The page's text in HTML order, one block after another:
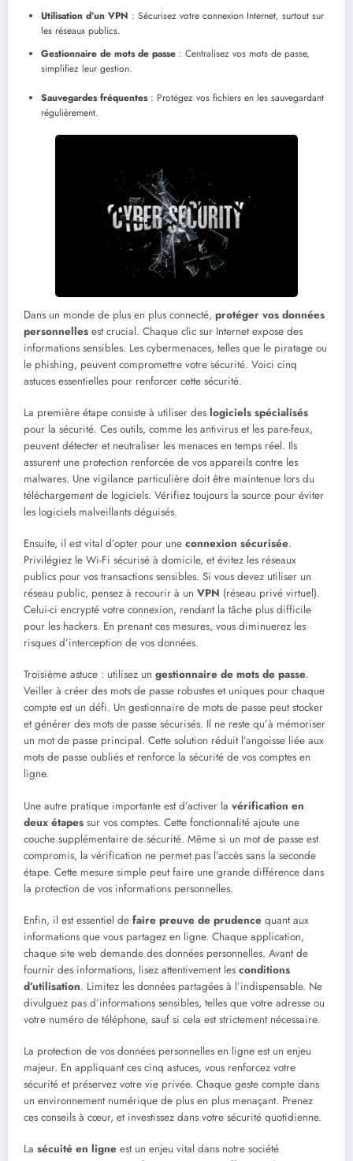
Utilisation d’un VPN : Sécurisez votre connexion Internet, surtout sur
les réseaux publics.
Gestionnaire de mots de passe : Centralisez vos mots de passe,
simplifiez leur gestion.
Sauvegardes fréquentes: Protégez vos fichiers en les sauvegardant
régulièrement.
Dans un monde de plus en plus connecté, protéger vos données
personnelles est crucial. Chaque clic sur Internet expose des
informations sensibles. Les cybermenaces, telles que le piratage ou
le phishing, peuvent compromettre votre sécurité. Voici cinq
astuces essentielles pour renforcer cette sécurité.
La première étape consiste à utiliser des logiciels spécialisés
pour la sécurité. Ces outils, comme les antivirus et les pare-feux,
peuvent détecter et neutraliser les menaces en temps réel. Ils
assurent une protection renforcée de vos appareils contre les
malwares. Une vigilance particulière doit être maintenue lors du
téléchargement de logiciels. Vérifiez toujours la source pour éviter
les logiciels malveillants déguisés.
Ensuite, il est vital d’opter pour une connexion sécurisée.
Privilégiez le Wi-Fi sécurisé à domicile, et évitez les réseaux
publics pour vos transactions sensibles. Si vous devez utiliser un
réseau public, pensez à recourir à un VPN (réseau privé virtuel).
Celui-ci encrypté votre connexion, rendant la tâche plus difficile
pour les hackers. En prenant ces mesures, vous diminuerez les
risques d’interception de vos données.
Troisième astuce : utilisez un gestionnaire de mots de passe.
Veiller à créer des mots de passe robustes et uniques pour chaque
compte est un défi. Un gestionnaire de mots de passe peut stocker
et générer des mots de passe sécurisés. Il ne reste qu’à mémoriser
un mot de passe principal. Cette solution réduit l’angoisse liée aux
mots de passe oubliés et renforce la sécurité de vos comptes en
ligne.
Une autre pratique importante est d’activer la vérification en
deux étapes sur vos comptes. Cette fonctionnalité ajoute une
couche supplémentaire de sécurité. Même si un mot de passe est
compromis, la vérification ne permet pas l’accès sans la seconde
étape. Cette mesure simple peut faire une grande différence dans
la protection de vos informations personnelles.
Enfin, il est essentiel de faire preuve de prudence quant aux
informations que vous partagez en ligne. Chaque application,
chaque site web demande des données personnelles. Avant de
fournir des informations, lisez attentivement les conditions
d’utilisation. Limitez les données partagées à l’indispensable. Ne
divulguez pas d’informations sensibles, telles que votre adresse ou
votre numéro de téléphone, sauf si cela est strictement nécessaire.
La protection de vos données personnelles en ligne est un enjeu
majeur. En appliquant ces cinq astuces, vous renforcez votre
sécurité et préservez votre vie privée. Chaque geste compte dans
un environnement numérique de plus en plus menaçant. Prenez
ces conseils à cœur, et investissez dans votre sécurité quotidienne.
La sécuité en ligne est un enjeu vital dans notre société